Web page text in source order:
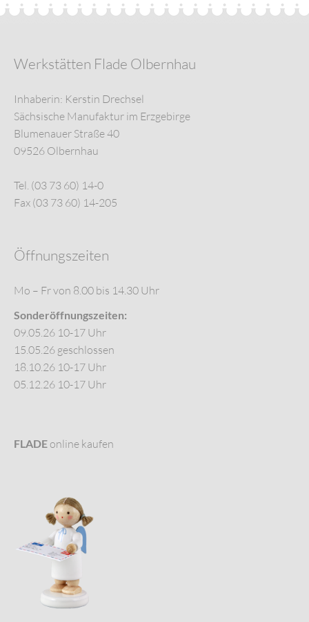
Werkstätten Flade Olbernhau
Inhaberin: Kerstin Drechsel
Sächsische Manufaktur im Erzgebirge
Blumenauer Straße 40
09526 Olbernhau
Tel. (03 73 60) 14-0
Fax (03 73 60) 14-205
Öffnungszeiten
Mo – Fr von 8.00 bis 14.30 Uhr
Sonderöffnungszeiten:
09.05.26 10-17 Uhr
15.05.26 geschlossen
18.10.26 10-17 Uhr
05.12.26 10-17 Uhr
FLADE online kaufen